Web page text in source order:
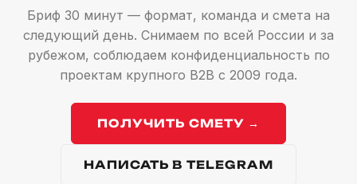
Бриф 30 минут — формат, команда и смета на
следующий день. Снимаем по всей России и за
рубежом, соблюдаем конфиденциальность по
проектам крупного B2B с 2009 года.
ПОЛУЧИТЬ СМЕТУ →
НАПИСАТЬ В TELEGRAM